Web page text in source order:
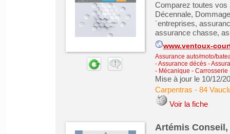
Comparez toutes vos
Décennale,
´entreprises,
assurance chasse,
www.ventoux-
Assurance auto/moto/
- Assurance décès-
- Mécanique -
Mise à jour le 10/12/
Carpentras - 84
Voir la fiche
Artémis Conseil,